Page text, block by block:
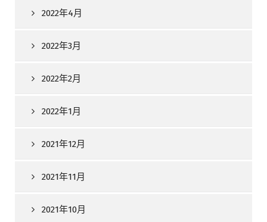
2022年4月
2022年3月
2022年2月
2022年1月
2021年12月
2021年11月
2021年10月